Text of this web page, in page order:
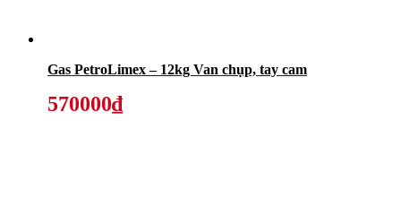
Gas PetroLimex – 12kg Van chụp, tay cam
570000₫